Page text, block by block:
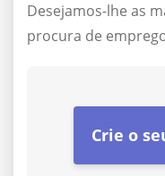
Desejamos-lhe as
procura de
Crie o